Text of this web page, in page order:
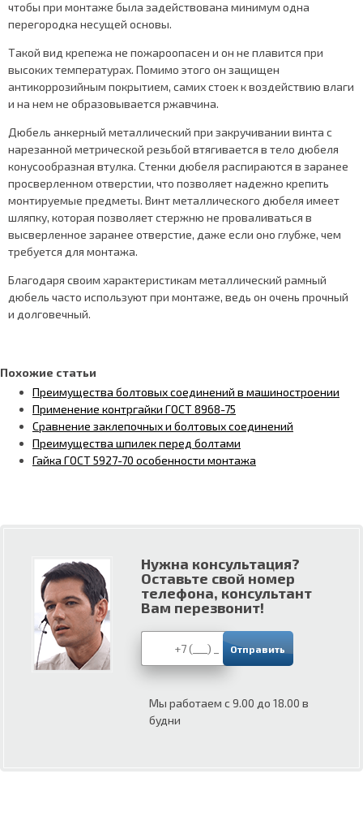
чтобы при монтаже была задействована минимум одна
перегородка несущей основы.
Такой вид крепежа не пожароопасен и он не плавится при
высоких температурах. Помимо этого он защищен
антикоррозийным покрытием, самих стоек к воздействию влаги
и на нем не образовывается ржавчина.
Дюбель анкерный металлический при закручивании винта с
нарезанной метрической резьбой втягивается в тело дюбеля
конусообразная втулка. Стенки дюбеля распираются в заранее
просверленном отверстии, что позволяет надежно крепить
монтируемые предметы. Винт металлического дюбеля имеет
шляпку, которая позволяет стержню не проваливаться в
высверленное заранее отверстие, даже если оно глубже, чем
требуется для монтажа.
Благодаря своим характеристикам металлический рамный
дюбель часто используют при монтаже, ведь он очень прочный
и долговечный.
Похожие статьи
Преимущества болтовых соединений в машиностроении
Применение контргайки ГОСТ 8968-75
Сравнение заклепочных и болтовых соединений
Преимущества шпилек перед болтами
Гайка ГОСТ 5927-70 особенности монтажа
Нужна консультация?
Оставьте свой номер
телефона, консультант
Вам перезвонит!
Мы работаем с 9.00 до 18.00 в
будни